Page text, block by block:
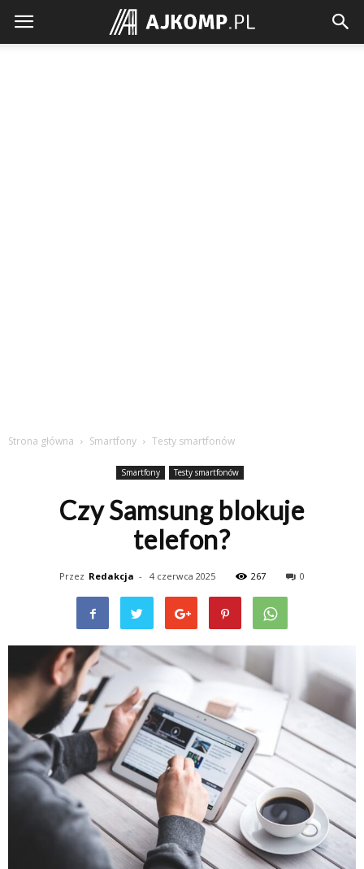
Ajkomp.pl
Strona główna Smartfony Testy smartfonów
Smartfony Testy smartfonów
Czy Samsung blokuje
telefon?
Przez Redakcja - 4 czerwca 2025 267 0